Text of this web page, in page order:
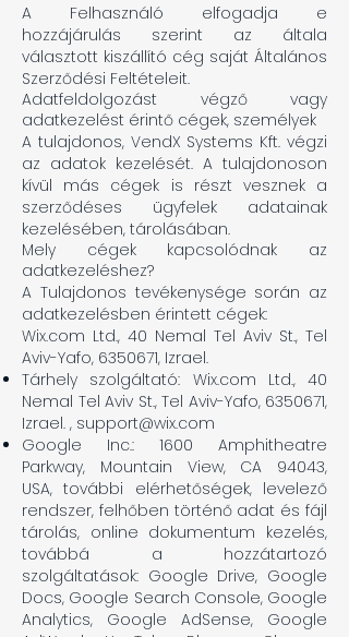
A Felhasználó elfogadja e
hozzájárulás szerint az általa
választott kiszállító cég saját Általános
Szerződési Feltételeit.
Adatfeldolgozást végző vagy
adatkezelést érintő cégek, személyek
A tulajdonos, VendX Systems Kft. végzi
az adatok kezelését. A tulajdonoson
kívül más cégek is részt vesznek a
szerződéses ügyfelek adatainak
kezelésében, tárolásában.
Mely cégek kapcsolódnak az
adatkezeléshez?
A Tulajdonos tevékenysége során az
adatkezelésben érintett cégek:
Wix.com Ltd., 40 Nemal Tel Aviv St., Tel
Aviv-Yafo, 6350671, Izrael.
Tárhely szolgáltató: Wix.com Ltd., 40
Nemal Tel Aviv St., Tel Aviv-Yafo, 6350671,
Izrael. , support@wix.com
Google Inc.: 1600 Amphitheatre
Parkway, Mountain View, CA 94043,
USA,további elérhetőségek, levelező
rendszer, felhőben történő adat és fájl
tárolás, online dokumentum kezelés,
továbbá a hozzátartozó
szolgáltatások: Google Drive, Google
Docs, Google Search Console, Google
Analytics, Google AdSense, Google